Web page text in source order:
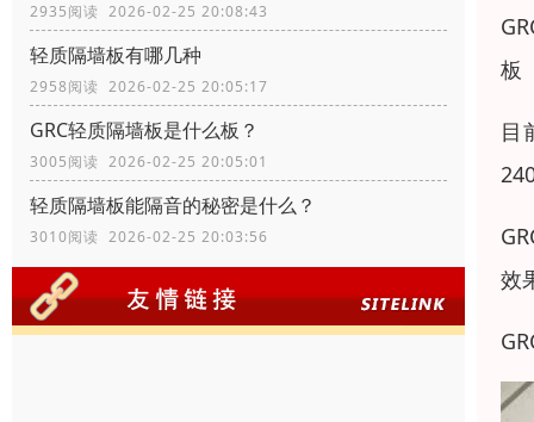
2935阅读 2026-02-25 20:08:43
轻质隔墙板有哪几种
2958阅读 2026-02-25 20:05:17
GRC轻质隔墙板是什么板？
3005阅读 2026-02-25 20:05:01
轻质隔墙板能隔音的秘密是什么？
3010阅读 2026-02-25 20:03:56
板
目
效